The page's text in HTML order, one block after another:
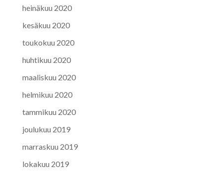
heinäkuu 2020
kesäkuu 2020
toukokuu 2020
huhtikuu 2020
maaliskuu 2020
helmikuu 2020
tammikuu 2020
joulukuu 2019
marraskuu 2019
lokakuu 2019